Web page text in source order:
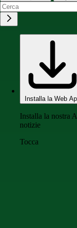
Installa la Web
Installa la nostra
notizie
Tocca